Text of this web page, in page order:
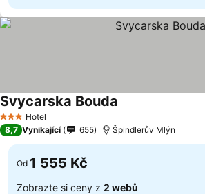
3 Počet hvězdiček
Hotel
Svycarska Bouda
8,7 Vynikající 655 Špindlerův Mlýn
Od 1 555 Kč
Zobrazte si ceny z 2 webů